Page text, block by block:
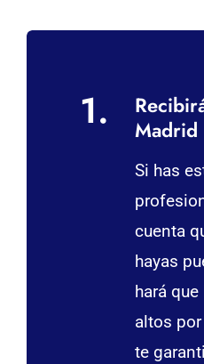
1.
Madrid
Si has
cuenta
hayas
hará
altos
te